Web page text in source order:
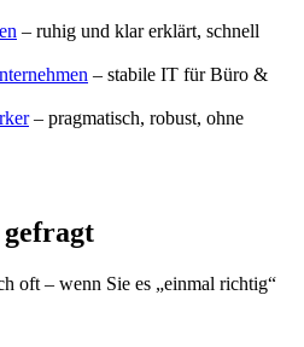
– ruhig und klar erklärt, schnell
– stabile IT für Büro &
– pragmatisch, robust, ohne
oft – wenn Sie es „einmal richtig“